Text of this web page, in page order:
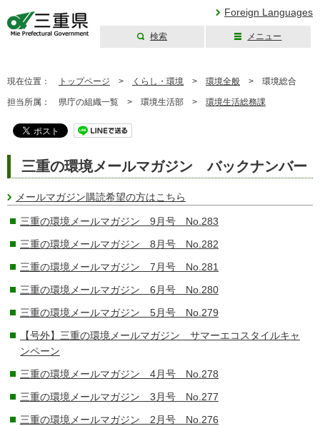
Foreign Languages
検索 メニュー
現在位置： トップページ > くらし・環境 > 環境全般 > 環境総合
担当所属： 県庁の組織一覧 > 環境生活部 > 環境生活総務課
三重の環境メールマガジン バックナンバー
メールマガジン購読希望の方はこちら
三重の環境メールマガジン 9月号 No.283
三重の環境メールマガジン 8月号 No.282
三重の環境メールマガジン 7月号 No.281
三重の環境メールマガジン 6月号 No.280
三重の環境メールマガジン 5月号 No.279
【号外】三重の環境メールマガジン サマーエコスタイルキャ
ンペーン
三重の環境メールマガジン 4月号 No.278
三重の環境メールマガジン 3月号 No.277
三重の環境メールマガジン 2月号 No.276